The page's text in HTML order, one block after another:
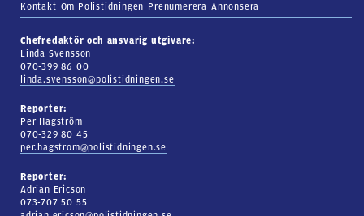
Kontakt Om Polistidningen Prenumerera Annonsera
Chefredaktör och ansvarig utgivare:
Linda Svensson
070-399 86 00
linda.svensson@polistidningen.se
Reporter:
Per Hagström
070-329 80 45
per.hagstrom@polistidningen.se
Reporter:
Adrian Ericson
073-707 50 55